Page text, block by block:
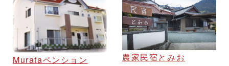
Murataペンション 農家民宿とみお